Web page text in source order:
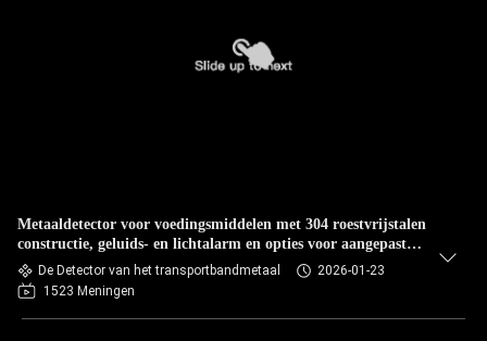
Metaaldetector voor voedingsmiddelen met 304 roestvrijstalen
constructie, geluids- en lichtalarm en opties voor aangepaste
afmetingen
De Detector van het transportbandmetaal
2026-01-23
1523 Meningen